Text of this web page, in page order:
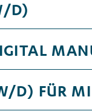
D)
D) FÜR